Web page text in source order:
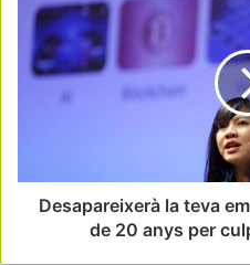
Desapareixerà la teva
de 20 anys per